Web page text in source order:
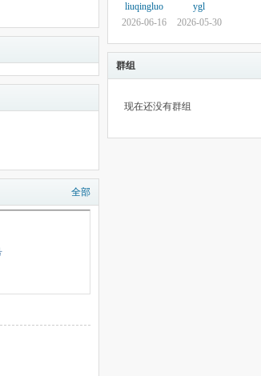
全部
liuqingluo
2026-06-16
ygl
2026-05-30
群组
现在还没有群组